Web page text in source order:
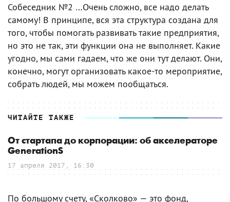
Собеседник №2 …Очень сложно, все надо делать
самому! В принципе, вся эта структура создана для
того, чтобы помогать развивать такие предприятия,
но это не так, эти функции она не выполняет. Какие
угодно, мы сами гадаем, что же они тут делают. Они,
конечно, могут организовать какое-то мероприятие,
собрать людей, мы можем пообщаться.
ЧИТАЙТЕ ТАКЖЕ
От стартапа до корпорации: об акселераторе
GenerationS
17 апреля 2017, 16:30
По большому счету, «Сколково» — это фонд,